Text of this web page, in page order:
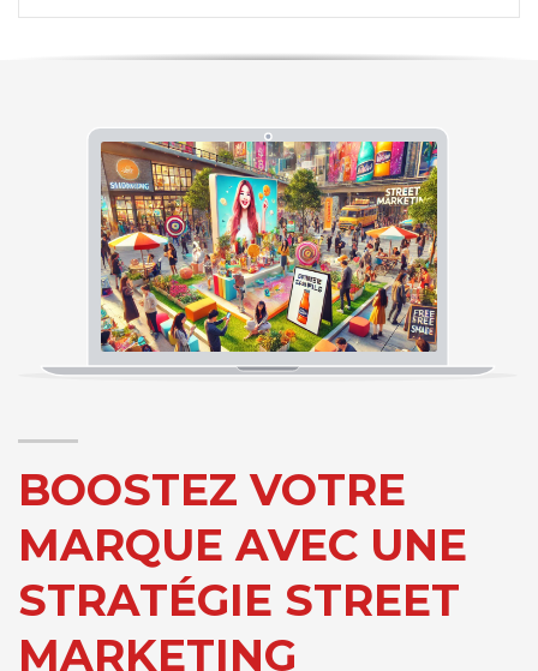
BOOSTEZ VOTRE
MARQUE AVEC UNE
STRATÉGIE STREET
MARKETING